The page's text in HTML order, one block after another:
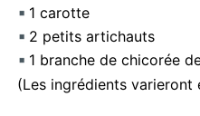
1 carotte
2 petits artichauts
1 branche de chicorée
(Les ingrédients varieront